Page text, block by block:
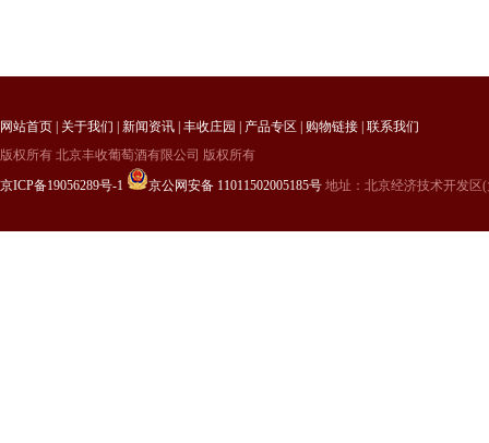
网站首页 关于我们 新闻资讯 丰收庄园 产品专区 购物链接 联系我们
版权所有 北京丰收葡萄酒有限公司 版权所有
京ICP备19056289号-1
京公网安备 11011502005185号 地址：北京经济技术开发区